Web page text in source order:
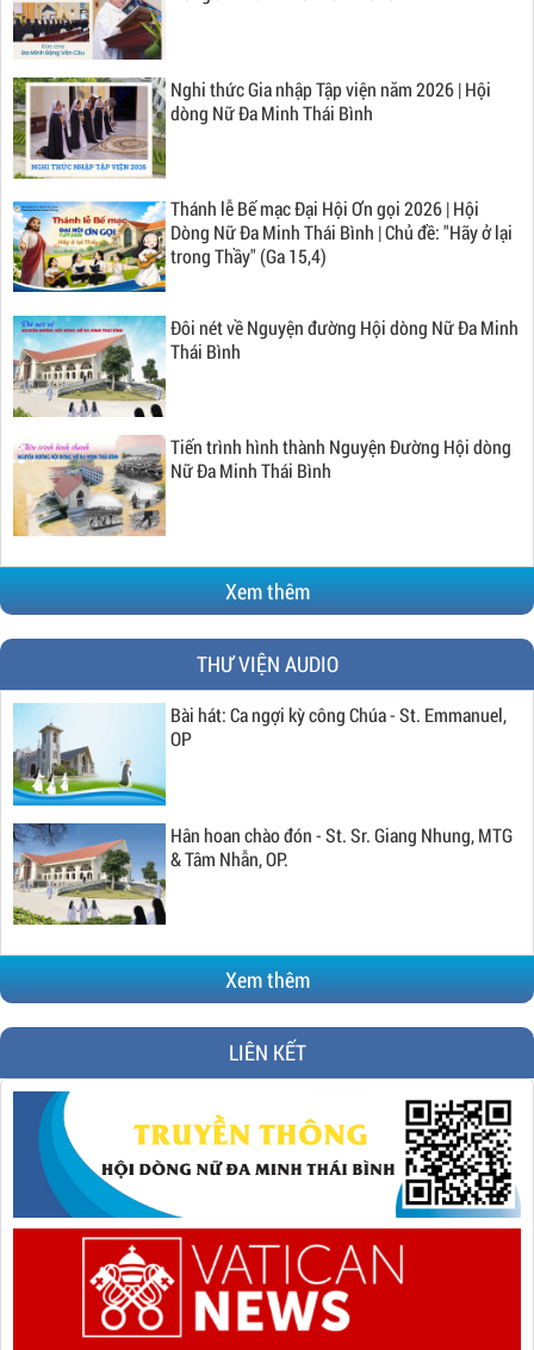
Nghi thức Gia nhập Tập viện năm 2026 | Hội
dòng Nữ Đa Minh Thái Bình
Thánh lễ Bế mạc Đại Hội Ơn gọi 2026 | Hội
Dòng Nữ Đa Minh Thái Bình | Chủ đề: "Hãy ở lại
trong Thầy" (Ga 15,4)
Đôi nét về Nguyện đường Hội dòng Nữ Đa Minh
Thái Bình
Tiến trình hình thành Nguyện Đường Hội dòng
Nữ Đa Minh Thái Bình
Xem thêm
THƯ VIỆN AUDIO
Bài hát: Ca ngợi kỳ công Chúa - St. Emmanuel,
OP
Hân hoan chào đón - St. Sr. Giang Nhung, MTG
& Tâm Nhẫn, OP.
Xem thêm
LIÊN KẾT